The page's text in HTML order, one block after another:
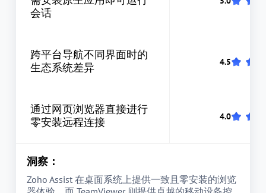
会话
跨平台导航不同界面时的
生态系统差异
通过网页浏览器直接进行
零安装远程连接
洞察：
Zoho Assist 在桌面系统上提供一致且零安装的浏览